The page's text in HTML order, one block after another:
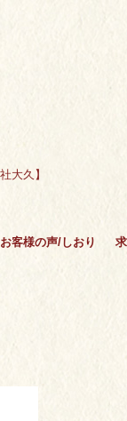
大久】
お客様の声/しおり